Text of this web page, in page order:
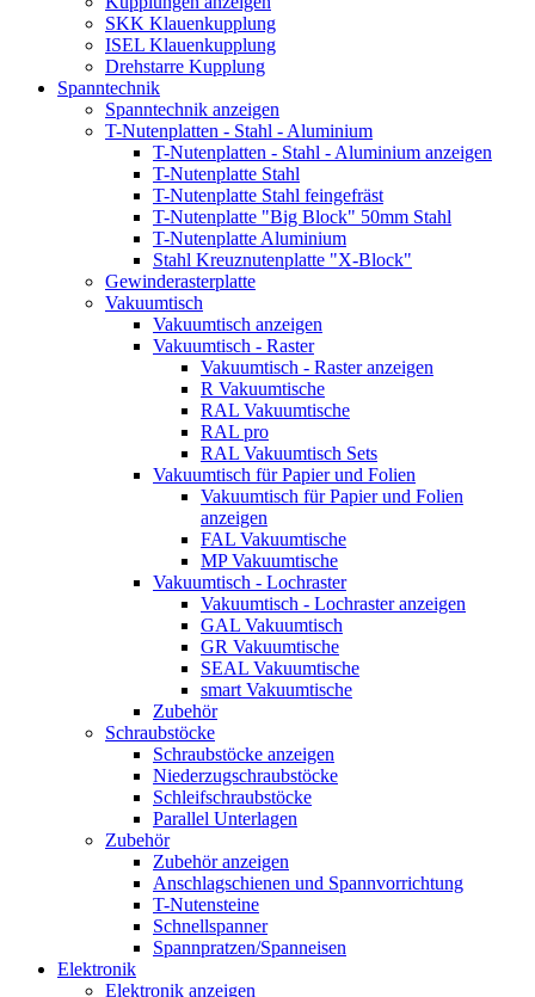
SKK Klauenkupplung
ISEL Klauenkupplung
Drehstarre Kupplung
Spanntechnik
Spanntechnik anzeigen
T-Nutenplatten - Stahl - Aluminium
T-Nutenplatten - Stahl - Aluminium anzeigen
T-Nutenplatte Stahl
T-Nutenplatte Stahl feingefräst
T-Nutenplatte "Big Block" 50mm Stahl
T-Nutenplatte Aluminium
Stahl Kreuznutenplatte "X-Block"
Gewinderasterplatte
Vakuumtisch
Vakuumtisch anzeigen
Vakuumtisch - Raster
Vakuumtisch - Raster anzeigen
R Vakuumtische
RAL Vakuumtische
RAL pro
RAL Vakuumtisch Sets
Vakuumtisch für Papier und Folien
Vakuumtisch für Papier und Folien
anzeigen
FAL Vakuumtische
MP Vakuumtische
Vakuumtisch - Lochraster
Vakuumtisch - Lochraster anzeigen
GAL Vakuumtisch
GR Vakuumtische
SEAL Vakuumtische
smart Vakuumtische
Zubehör
Schraubstöcke
Schraubstöcke anzeigen
Niederzugschraubstöcke
Schleifschraubstöcke
Parallel Unterlagen
Zubehör
Zubehör anzeigen
Anschlagschienen und Spannvorrichtung
T-Nutensteine
Schnellspanner
Spannpratzen/Spanneisen
Elektronik
Elektronik anzeigen